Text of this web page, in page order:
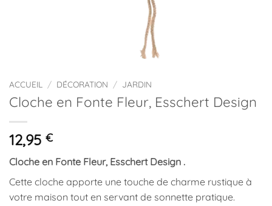
ACCUEIL / DÉCORATION / JARDIN
Cloche en Fonte Fleur, Esschert Design
12,95 €
Cloche en Fonte Fleur, Esschert Design .
Cette cloche apporte une touche de charme rustique à
votre maison tout en servant de sonnette pratique.